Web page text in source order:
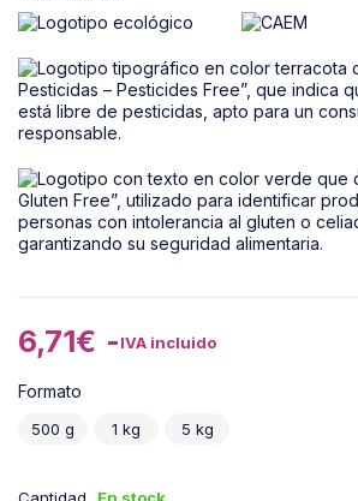
6,71€ -IVA incluido
Formato
500 g 1 kg 5 kg